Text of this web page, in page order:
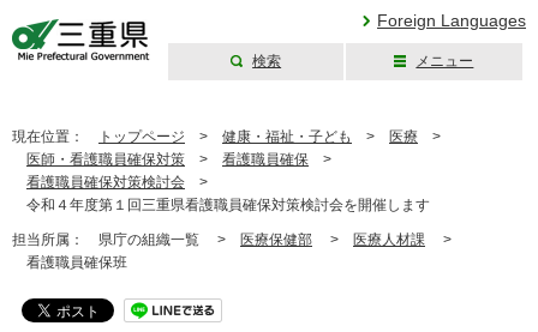
Foreign Languages
検索 メニュー
現在位置： トップページ > 健康・福祉・子ども > 医療 >
医師・看護職員確保対策 > 看護職員確保 >
看護職員確保対策検討会 >
令和４年度第１回三重県看護職員確保対策検討会を開催します
担当所属： 県庁の組織一覧 > 医療保健部 > 医療人材課 >
看護職員確保班